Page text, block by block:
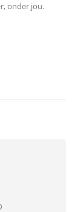
onder jou.